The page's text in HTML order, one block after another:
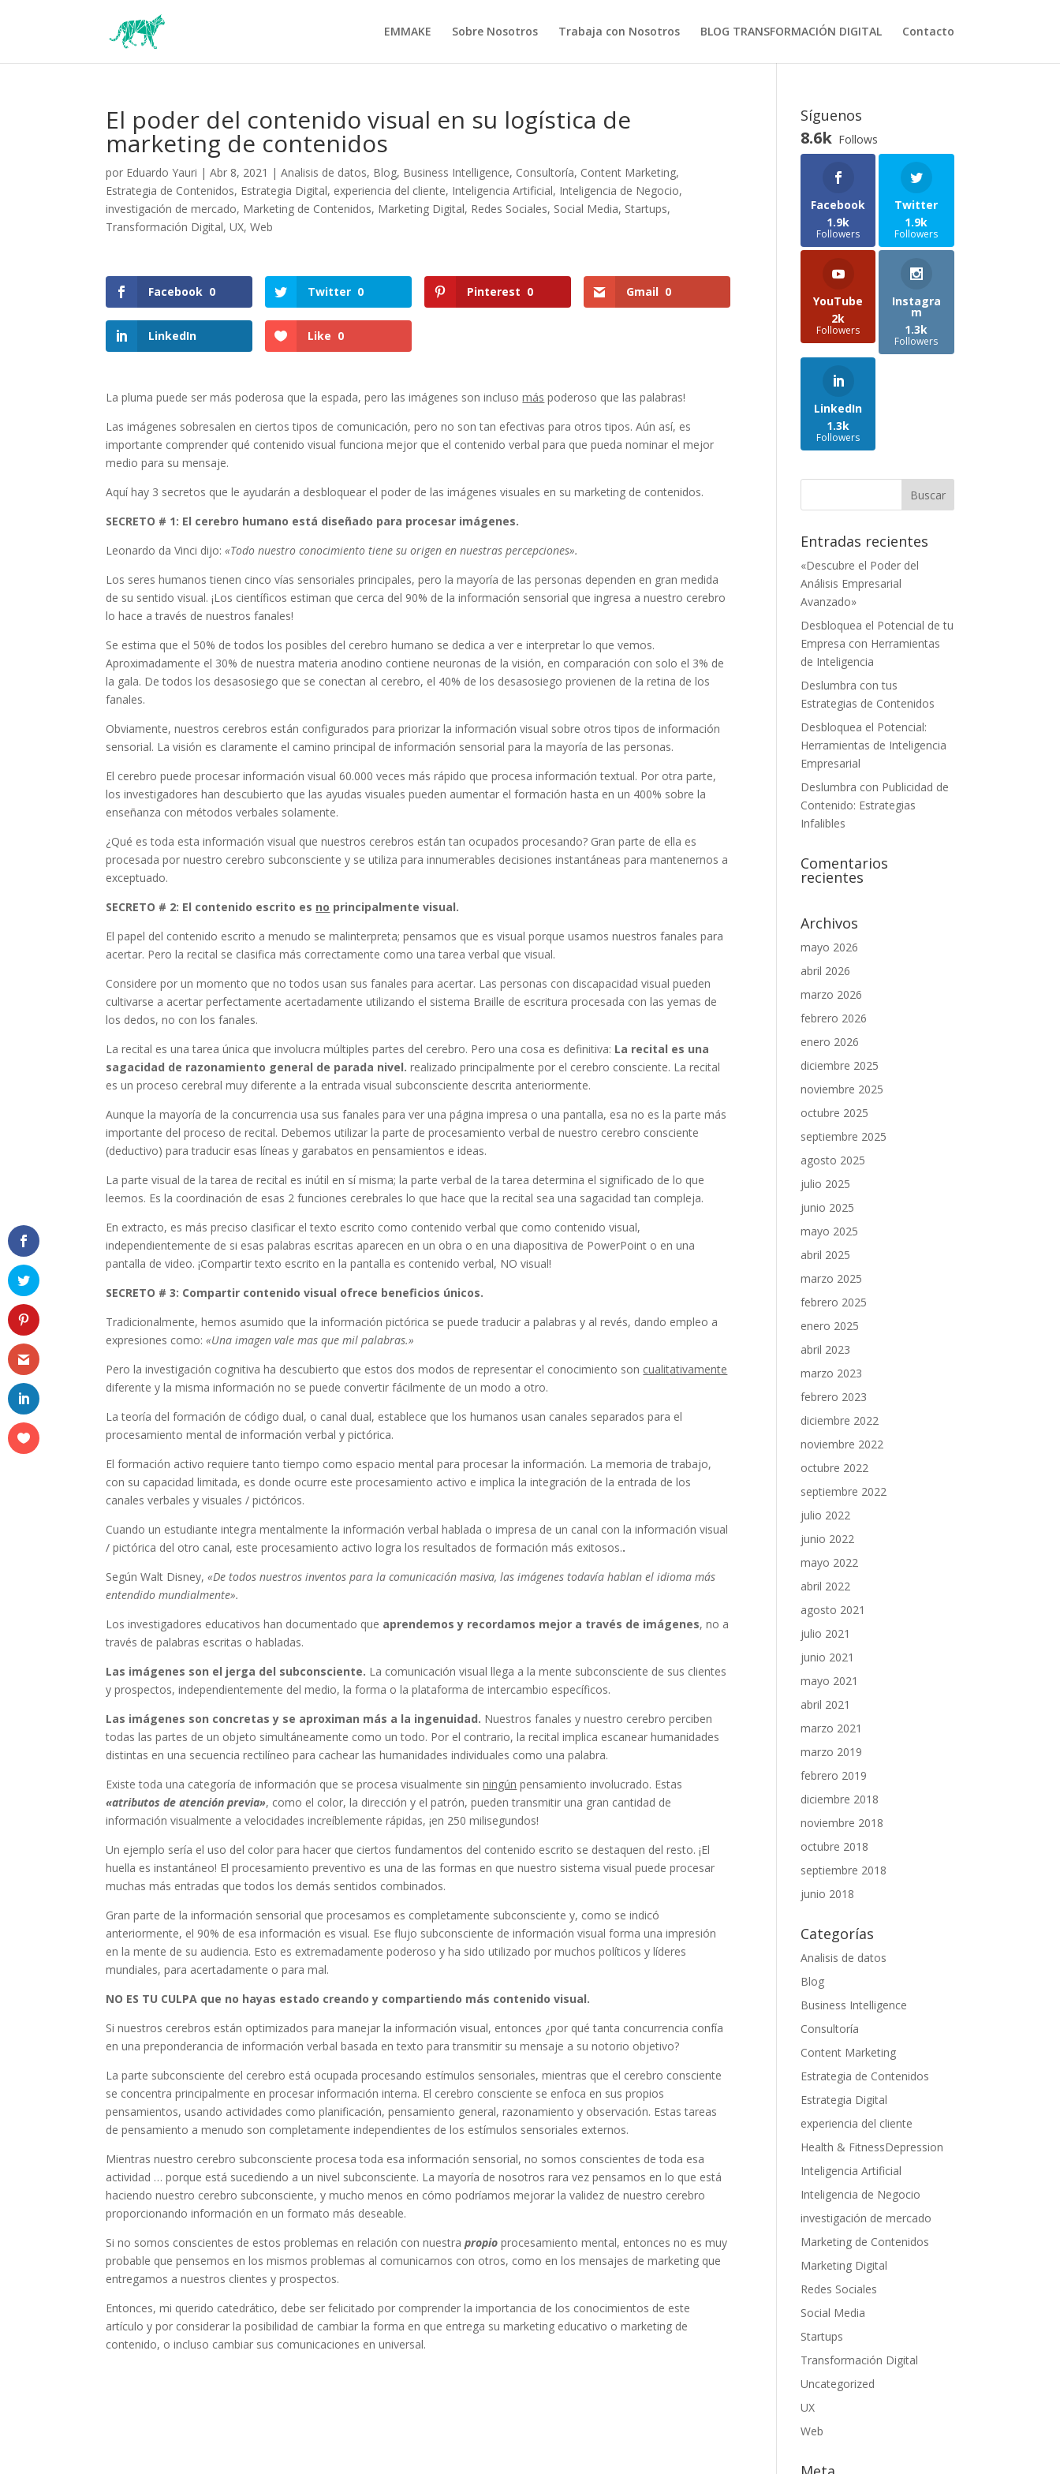
EMMAKE Sobre Nosotros Trabaja con Nosotros BLOG TRANSFORMACIÓN DIGITAL Contacto
El poder del contenido visual en su logística de
marketing de contenidos
por Eduardo Yauri |Abr 8, 2021 |Analisis de datos, Blog, Business Intelligence, Consultoría, Content Marketing,
Estrategia de Contenidos, Estrategia Digital, experiencia del cliente, Inteligencia Artificial, Inteligencia de Negocio,
investigación de mercado, Marketing de Contenidos, Marketing Digital, Redes Sociales, Social Media, Startups,
Transformación Digital,UX,Web
Facebook 0 Twitter 0 Pinterest 0 Gmail 0
LinkedIn Like 0
La pluma puede ser más poderosa que la espada, pero las imágenes son inclusomás poderoso que las palabras!
Las imágenes sobresalen en ciertos tipos de comunicación, pero no son tan efectivas para otros tipos. Aún así, es
importante comprender qué contenido visual funciona mejor que el contenido verbal para que pueda nominar el mejor
medio para su mensaje.
Aquí hay 3 secretos que le ayudarán a desbloquear el poder de las imágenes visuales en su marketing de contenidos.
SECRETO # 1: El cerebro humano está diseñado para procesar imágenes.
Leonardo da Vinci dijo: «Todo nuestro conocimiento tiene su origen en nuestras percepciones».
Los seres humanos tienen cinco vías sensoriales principales, pero la mayoría de las personas dependen en gran medida
de su sentido visual. ¡Los científicos estiman que cerca del 90% de la información sensorial que ingresa a nuestro cerebro
lo hace a través de nuestros fanales!
Se estima que el 50% de todos los posibles del cerebro humano se dedica a ver e interpretar lo que vemos.
Aproximadamente el 30% de nuestra materia anodino contiene neuronas de la visión, en comparación con solo el 3% de
la gala. De todos los desasosiego que se conectan al cerebro, el 40% de los desasosiego provienen de la retina de los
fanales.
Obviamente, nuestros cerebros están configurados para priorizar la información visual sobre otros tipos de información
sensorial. La visión es claramente el camino principal de información sensorial para la mayoría de las personas.
El cerebro puede procesar información visual 60.000 veces más rápido que procesa información textual. Por otra parte,
los investigadores han descubierto que las ayudas visuales pueden aumentar el formación hasta en un 400% sobre la
enseñanza con métodos verbales solamente.
¿Qué es toda esta información visual que nuestros cerebros están tan ocupados procesando? Gran parte de ella es
procesada por nuestro cerebro subconsciente y se utiliza para innumerables decisiones instantáneas para mantenernos a
exceptuado.
SECRETO # 2: El contenido escrito es no principalmente visual.
El papel del contenido escrito a menudo se malinterpreta; pensamos que es visual porque usamos nuestros fanales para
acertar. Pero la recital se clasifica más correctamente como una tarea verbal que visual.
Considere por un momento que no todos usan sus fanales para acertar. Las personas con discapacidad visual pueden
cultivarse a acertar perfectamente acertadamente utilizando el sistema Braille de escritura procesada con las yemas de
los dedos, no con los fanales.
La recital es una tarea única que involucra múltiples partes del cerebro. Pero una cosa es definitiva: La recital es una
sagacidad de razonamiento general de parada nivel. realizado principalmente por el cerebro consciente. La recital
es un proceso cerebral muy diferente a la entrada visual subconsciente descrita anteriormente.
Aunque la mayoría de la concurrencia usa sus fanales para ver una página impresa o una pantalla, esa no es la parte más
importante del proceso de recital. Debemos utilizar la parte de procesamiento verbal de nuestro cerebro consciente
(deductivo) para traducir esas líneas y garabatos en pensamientos e ideas.
La parte visual de la tarea de recital es inútil en sí misma; la parte verbal de la tarea determina el significado de lo que
leemos. Es la coordinación de esas 2 funciones cerebrales lo que hace que la recital sea una sagacidad tan compleja.
En extracto, es más preciso clasificar el texto escrito como contenido verbal que como contenido visual,
independientemente de si esas palabras escritas aparecen en un obra o en una diapositiva de PowerPoint o en una
pantalla de video. ¡Compartir texto escrito en la pantalla es contenido verbal, NO visual!
SECRETO # 3: Compartir contenido visual ofrece beneficios únicos.
Tradicionalmente, hemos asumido que la información pictórica se puede traducir a palabras y al revés, dando empleo a
expresiones como:«Una imagen vale mas que mil palabras.»
Pero la investigación cognitiva ha descubierto que estos dos modos de representar el conocimiento son cualitativamente
diferente y la misma información no se puede convertir fácilmente de un modo a otro.
La teoría del formación de código dual, o canal dual, establece que los humanos usan canales separados para el
procesamiento mental de información verbal y pictórica.
El formación activo requiere tanto tiempo como espacio mental para procesar la información. La memoria de trabajo,
con su capacidad limitada, es donde ocurre este procesamiento activo e implica la integración de la entrada de los
canales verbales y visuales / pictóricos.
Cuando un estudiante integra mentalmente la información verbal hablada o impresa de un canal con la información visual
/ pictórica del otro canal, este procesamiento activo logra los resultados de formación más exitosos..
Según Walt Disney, «De todos nuestros inventos para la comunicación masiva, las imágenes todavía hablan el idioma más
entendido mundialmente».
Los investigadores educativos han documentado que aprendemos y recordamos mejor a través de imágenes, no a
través de palabras escritas o habladas.
Las imágenes son el jerga del subconsciente. La comunicación visual llega a la mente subconsciente de sus clientes
y prospectos, independientemente del medio, la forma o la plataforma de intercambio específicos.
Las imágenes son concretas y se aproximan más a la ingenuidad. Nuestros fanales y nuestro cerebro perciben
todas las partes de un objeto simultáneamente como un todo. Por el contrario, la recital implica escanear humanidades
distintas en una secuencia rectilíneo para cachear las humanidades individuales como una palabra.
Existe toda una categoría de información que se procesa visualmente sinningún pensamiento involucrado. Estas
«atributos de atención previa», como el color, la dirección y el patrón, pueden transmitir una gran cantidad de
información visualmente a velocidades increíblemente rápidas, ¡en 250 milisegundos!
Un ejemplo sería el uso del color para hacer que ciertos fundamentos del contenido escrito se destaquen del resto. ¡El
huella es instantáneo! El procesamiento preventivo es una de las formas en que nuestro sistema visual puede procesar
muchas más entradas que todos los demás sentidos combinados.
Gran parte de la información sensorial que procesamos es completamente subconsciente y, como se indicó
anteriormente, el 90% de esa información es visual. Ese flujo subconsciente de información visual forma una impresión
en la mente de su audiencia. Esto es extremadamente poderoso y ha sido utilizado por muchos políticos y líderes
mundiales, para acertadamente o para mal.
NO ES TU CULPA que no hayas estado creando y compartiendo más contenido visual.
Si nuestros cerebros están optimizados para manejar la información visual, entonces ¿por qué tanta concurrencia confía
en una preponderancia de información verbal basada en texto para transmitir su mensaje a su notorio objetivo?
La parte subconsciente del cerebro está ocupada procesando estímulos sensoriales, mientras que el cerebro consciente
se concentra principalmente en procesar información interna. El cerebro consciente se enfoca en sus propios
pensamientos, usando actividades como planificación, pensamiento general, razonamiento y observación. Estas tareas
de pensamiento a menudo son completamente independientes de los estímulos sensoriales externos.
Mientras nuestro cerebro subconsciente procesa toda esa información sensorial, no somos conscientes de toda esa
actividad … porque está sucediendo a un nivel subconsciente. La mayoría de nosotros rara vez pensamos en lo que está
haciendo nuestro cerebro subconsciente, y mucho menos en cómo podríamos mejorar la validez de nuestro cerebro
proporcionando información en un formato más deseable.
Si no somos conscientes de estos problemas en relación con nuestrapropio procesamiento mental, entonces no es muy
probable que pensemos en los mismos problemas al comunicarnos con otros, como en los mensajes de marketing que
entregamos a nuestros clientes y prospectos.
Entonces, mi querido catedrático, debe ser felicitado por comprender la importancia de los conocimientos de este
artículo y por considerar la posibilidad de cambiar la forma en que entrega su marketing educativo o marketing de
contenido, o incluso cambiar sus comunicaciones en universal.
Síguenos
8.6k Follows
Facebook
1.9k
Followers
Twitter
1.9k
Followers
YouTube
2k
Followers
Instagra
m
1.3k
Followers
LinkedIn
1.3k
Followers
Entradas recientes
«Descubre el Poder del
Análisis Empresarial
Avanzado»
Desbloquea el Potencial de tu
Empresa con Herramientas
de Inteligencia
Deslumbra con tus
Estrategias de Contenidos
Desbloquea el Potencial:
Herramientas de Inteligencia
Empresarial
Deslumbra con Publicidad de
Contenido: Estrategias
Infalibles
Comentarios
recientes
Archivos
mayo 2026
abril 2026
marzo 2026
febrero 2026
enero 2026
diciembre 2025
noviembre 2025
octubre 2025
septiembre 2025
agosto 2025
julio 2025
junio 2025
mayo 2025
abril 2025
marzo 2025
febrero 2025
enero 2025
abril 2023
marzo 2023
febrero 2023
diciembre 2022
noviembre 2022
octubre 2022
septiembre 2022
julio 2022
junio 2022
mayo 2022
abril 2022
agosto 2021
julio 2021
junio 2021
mayo 2021
abril 2021
marzo 2021
marzo 2019
febrero 2019
diciembre 2018
noviembre 2018
octubre 2018
septiembre 2018
junio 2018
Categorías
Analisis de datos
Blog
Business Intelligence
Consultoría
Content Marketing
Estrategia de Contenidos
Estrategia Digital
experiencia del cliente
Health & FitnessDepression
Inteligencia Artificial
Inteligencia de Negocio
investigación de mercado
Marketing de Contenidos
Marketing Digital
Redes Sociales
Social Media
Startups
Transformación Digital
Uncategorized
UX
Web